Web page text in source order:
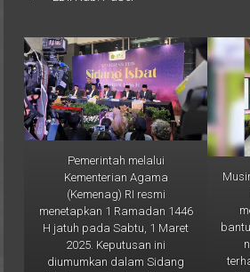
Pemerintah melalui
Kementerian Agama
(Kemenag) RI resmi
menetapkan 1 Ramadan 1446
H jatuh pada Sabtu, 1 Maret
2025. Keputusan ini
diumumkan dalam Sidang
Isbat yang digelar di kantor